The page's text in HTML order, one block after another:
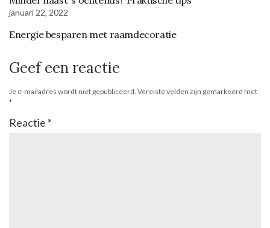
januari 22, 2022
Energie besparen met raamdecoratie
Geef een reactie
Je e-mailadres wordt niet gepubliceerd. Vereiste velden zijn gemarkeerd met
*
Reactie *